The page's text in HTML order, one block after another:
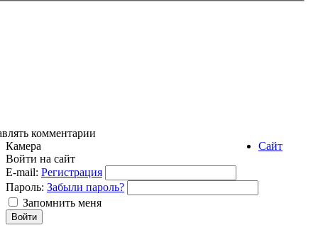
комментарии
Камера
Войти на сайт
E-mail: Регистрация
Пароль: Забыли пароль?
Запомнить меня
Сайт